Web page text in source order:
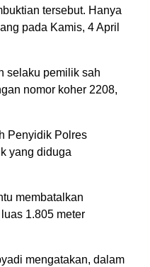
tersebut. Hanya
pada Kamis, 4 April
selaku pemilik sah
nomor koher 2208,
Penyidik Polres
yang diduga
membatalkan
1.805 meter
mengatakan, dalam